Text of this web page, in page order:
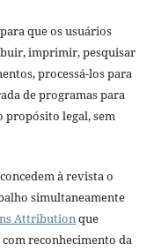
que os usuários
imprimir, pesquisar
processá-los para
de programas para
propósito legal, sem
à revista o
simultaneamente
Attributionque
reconhecimento da